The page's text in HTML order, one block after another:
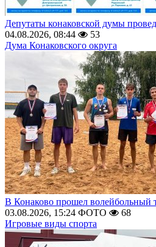
Депутаты конаковской думы
04.08.2026, 08:44
53
Дума Конаковского округа
В Конаково прошел волейбольный
03.08.2026, 15:24 ФОТО
68
Игровые виды спорта